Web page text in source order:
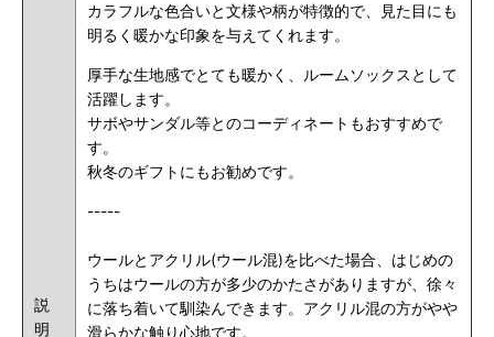
説
明
カラフルな色合いと文様や柄が特徴的で、見た目にも
明るく暖かな印象を与えてくれます。
厚手な生地感でとても暖かく、ルームソックスとして
活躍します。
サボやサンダル等とのコーディネートもおすすめで
す。
秋冬のギフトにもお勧めです。
-----
ウールとアクリル(ウール混)を比べた場合、はじめの
うちはウールの方が多少のかたさがありますが、徐々
に落ち着いて馴染んできます。アクリル混の方がやや
滑らかな触り心地です。